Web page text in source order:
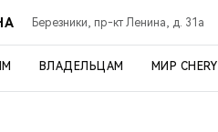
Березники, пр-кт Ленина, д. 31а
ВЛАДЕЛЬЦАМ МИР CHERY